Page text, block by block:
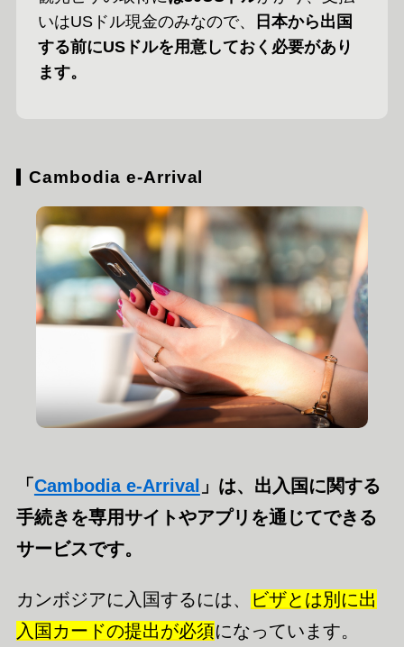
いはUSドル現金のみなので、
日本から出国
する前にUSドルを用意しておく必要があり
ます。
Cambodia e-Arrival
「 Cambodia e-Arrival 」は、出入国に関する
手続きを専用サイトやアプリを通じてできる
サービスです。
カンボジアに入国するには、
ビザとは別に出
入国カードの提出が必須になっています。